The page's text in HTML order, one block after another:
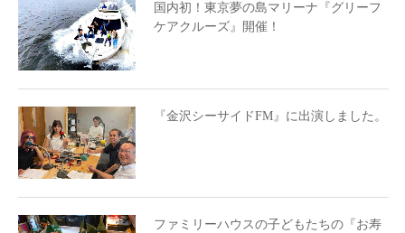
国内初！東京夢の島マリーナ『グリーフ
ケアクルーズ』開催！
『金沢シーサイドFM』に出演しました。
ファミリーハウスの子どもたちの『お寿